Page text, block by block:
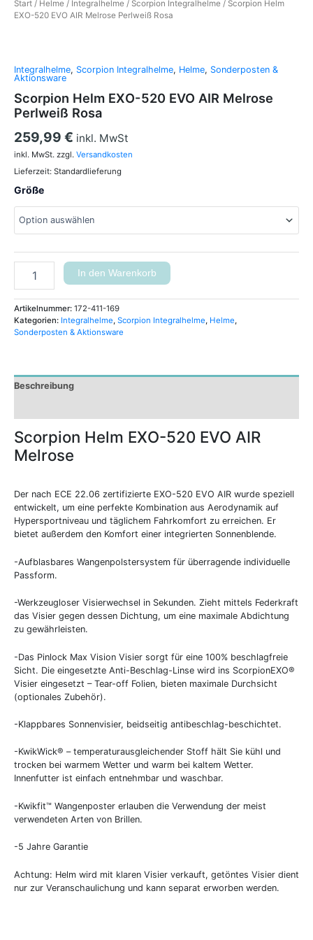
Start / Helme / Integralhelme / Scorpion Integralhelme / Scorpion Helm
EXO-520 EVO AIR Melrose Perlweiß Rosa
Integralhelme, Scorpion Integralhelme, Helme, Sonderposten &
Aktionsware
Scorpion Helm EXO-520 EVO AIR Melrose
Perlweiß Rosa
259,99 € inkl. MwSt
inkl. MwSt. zzgl. Versandkosten
Lieferzeit: Standardlieferung
Größe
In den Warenkorb
Artikelnummer: 172-411-169
Kategorien: Integralhelme, Scorpion Integralhelme, Helme,
Sonderposten & Aktionsware
Beschreibung
Scorpion Helm EXO-520 EVO AIR
Melrose
Der nach ECE 22.06 zertifizierte EXO-520 EVO AIR wurde speziell
entwickelt, um eine perfekte Kombination aus Aerodynamik auf
Hypersportniveau und täglichem Fahrkomfort zu erreichen. Er
bietet außerdem den Komfort einer integrierten Sonnenblende.
-Aufblasbares Wangenpolstersystem für überragende individuelle
Passform.
-Werkzeugloser Visierwechsel in Sekunden. Zieht mittels Federkraft
das Visier gegen dessen Dichtung, um eine maximale Abdichtung
zu gewährleisten.
-Das Pinlock Max Vision Visier sorgt für eine 100% beschlagfreie
Sicht. Die eingesetzte Anti-Beschlag-Linse wird ins ScorpionEXO®
Visier eingesetzt – Tear-off Folien, bieten maximale Durchsicht
(optionales Zubehör).
-Klappbares Sonnenvisier, beidseitig antibeschlag-beschichtet.
-KwikWick® – temperaturausgleichender Stoff hält Sie kühl und
trocken bei warmem Wetter und warm bei kaltem Wetter.
Innenfutter ist einfach entnehmbar und waschbar.
-Kwikfit™ Wangenposter erlauben die Verwendung der meist
verwendeten Arten von Brillen.
-5 Jahre Garantie
Achtung: Helm wird mit klaren Visier verkauft, getöntes Visier dient
nur zur Veranschaulichung und kann separat erworben werden.